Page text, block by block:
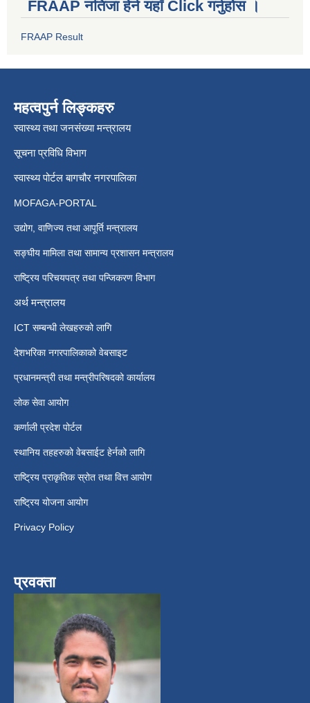
FRAAP नतिजा हेर्न यहाँ Click गर्नुहोस ।
FRAAP Result
महत्वपुर्न लिङ्कहरु
स्वास्थ्य तथा जनसंख्या मन्त्रालय
सूचना प्रविधि विभाग
स्वास्थ्य पोर्टल बागचौर नगरपालिका
MOFAGA-PORTAL
उद्योग, वाणिज्य तथा आपूर्ति मन्त्रालय
सङ्घीय मामिला तथा सामान्य प्रशासन मन्त्रालय
राष्ट्रिय परिचयपत्र तथा पन्जिकरण विभाग
अर्थ मन्त्रालय
ICT सम्बन्धी लेखहरुको लागि
देशभरिका नगरपालिकाको वेबसाइट
प्रधानमन्त्री तथा मन्त्रीपरिषदको कार्यालय
लोक सेवा आयोग
कर्णाली प्रदेश पोर्टल
स्थानिय तहहरुको वेबसाईट हेर्नको लागि
राष्ट्रिय प्राकृतिक स्रोत तथा वित्त आयोग
राष्ट्रिय योजना आयोग
Privacy Policy
प्रवक्ता